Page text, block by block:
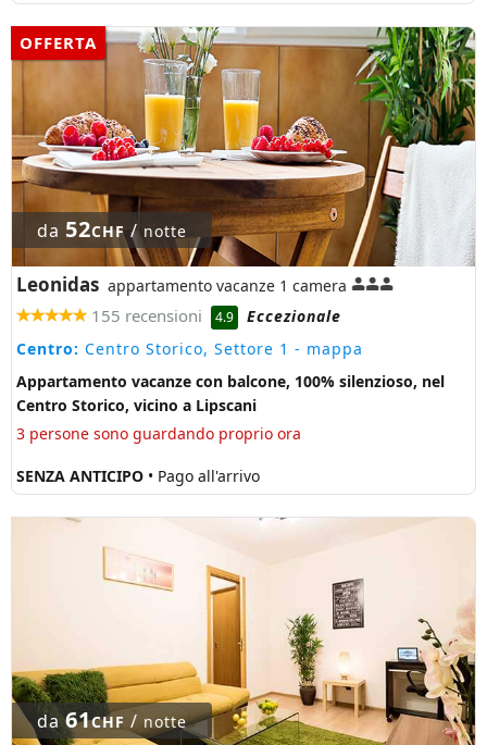
OFFERTA
da 52CHF / notte
Leonidas appartamento vacanze 1 camera
155 recensioni 4.9
Eccezionale
Centro: Centro Storico, Settore 1 - mappa
Appartamento vacanze con balcone, 100% silenzioso, nel
Centro Storico, vicino a Lipscani
3 persone sono guardando proprio ora
SENZA ANTICIPO • Pago all'arrivo
da61CHF / notte